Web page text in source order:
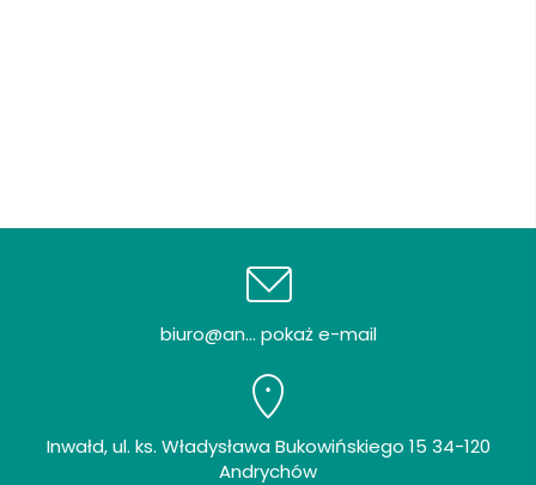
biuro@an... pokaż e-mail
Inwałd, ul. ks. Władysława Bukowińskiego 15 34-120
Andrychów